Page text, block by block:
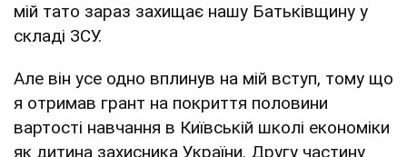
мій тато зараз захищає нашу Батьківщину у
складі ЗСУ.
Але він усе одно вплинув на мій вступ, тому що
я отримав грант на покриття половини
вартості навчання в Київській школі економіки
як дитина захисника України. Другу частину